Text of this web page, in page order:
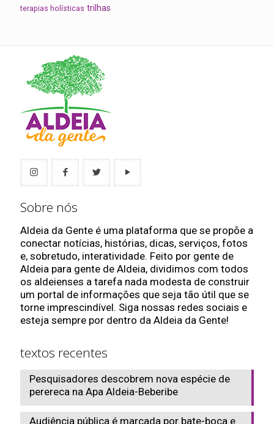
terapias holísticas trilhas
Sobre nós
Aldeia da Gente é uma plataforma que se propõe a
conectar notícias, histórias, dicas, serviços, fotos
e, sobretudo, interatividade. Feito por gente de
Aldeia para gente de Aldeia, dividimos com todos
os aldeienses a tarefa nada modesta de construir
um portal de informações que seja tão útil que se
torne imprescindível. Siga nossas redes sociais e
esteja sempre por dentro da Aldeia da Gente!
textos recentes
Pesquisadores descobrem nova espécie de
perereca na Apa Aldeia-Beberibe
Audiência pública é marcada por bate-boca e